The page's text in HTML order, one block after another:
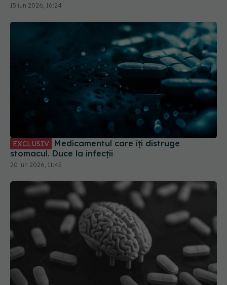
15 iun 2026, 16:24
EXCLUSIV
stomacul. Duce la infecții
20 iun 2026, 11:45